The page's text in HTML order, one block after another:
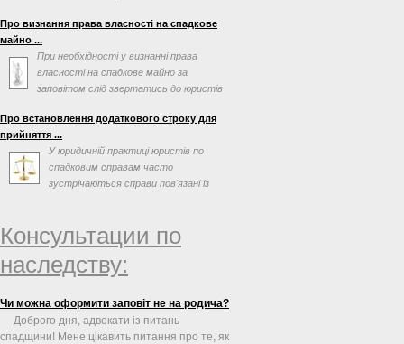
Про визнання права власності на спадкове
майно ...
При необхідності у визнанні права
власності на спадкове майно за
заповітом слід звертатись до юристів
Про встановлення додаткового строку для
прийняття ...
У юридичній практиці юристів по
спадковим справам часто
зустрічаються справи пов'язані із
Консультации по
наследству:
Чи можна оформити заповіт не на родича?
Доброго дня, адвокати із питань
спадщини! Мене цікавить питання про те, як